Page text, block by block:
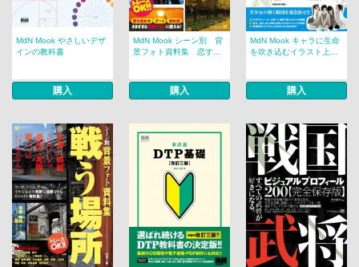
MdN Mook やさしいデザ
インの教科書
購入
MdN Mook シーン別 背
景フォト資料集 恋す...
購入
MdN Mook キャラに生命
を吹き込むイラスト上...
購入